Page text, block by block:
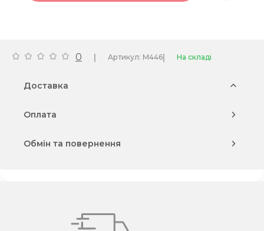
0 | Артикул: M446| На складі
Доставка
Оплата
Обмін та повернення